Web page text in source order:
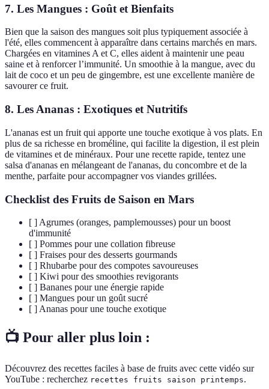
7. Les Mangues : Goût et Bienfaits
Bien que la saison des mangues soit plus typiquement associée à
l'été, elles commencent à apparaître dans certains marchés en mars.
Chargées en vitamines A et C, elles aident à maintenir une peau
saine et à renforcer l’immunité. Un smoothie à la mangue, avec du
lait de coco et un peu de gingembre, est une excellente manière de
savourer ce fruit.
8. Les Ananas : Exotiques et Nutritifs
L'ananas est un fruit qui apporte une touche exotique à vos plats. En
plus de sa richesse en broméline, qui facilite la digestion, il est plein
de vitamines et de minéraux. Pour une recette rapide, tentez une
salsa d'ananas en mélangeant de l'ananas, du concombre et de la
menthe, parfaite pour accompagner vos viandes grillées.
Checklist des Fruits de Saison en Mars
[ ] Agrumes (oranges, pamplemousses) pour un boost
d'immunité
[ ] Pommes pour une collation fibreuse
[ ] Fraises pour des desserts gourmands
[ ] Rhubarbe pour des compotes savoureuses
[ ] Kiwi pour des smoothies revigorants
[ ] Bananes pour une énergie rapide
[ ] Mangues pour un goût sucré
[ ] Ananas pour une touche exotique
📺 Pour aller plus loin :
Découvrez des recettes faciles à base de fruits avec cette vidéo sur
YouTube : recherchez recettes fruits saison printemps.